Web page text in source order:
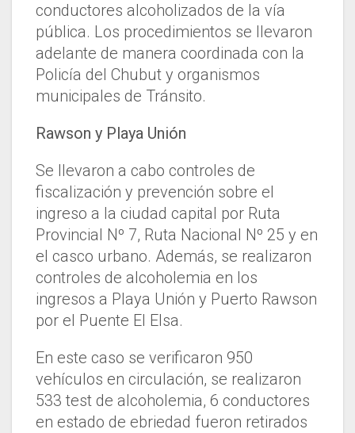
conductores alcoholizados de la vía
pública. Los procedimientos se llevaron
adelante de manera coordinada con la
Policía del Chubut y organismos
municipales de Tránsito.
Rawson y Playa Unión
Se llevaron a cabo controles de
fiscalización y prevención sobre el
ingreso a la ciudad capital por Ruta
Provincial Nº 7, Ruta Nacional Nº 25 y en
el casco urbano. Además, se realizaron
controles de alcoholemia en los
ingresos a Playa Unión y Puerto Rawson
por el Puente El Elsa.
En este caso se verificaron 950
vehículos en circulación, se realizaron
533 test de alcoholemia, 6 conductores
en estado de ebriedad fueron retirados